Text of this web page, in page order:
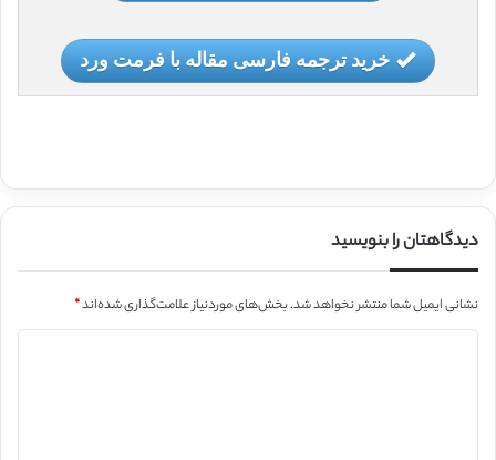
خرید ترجمه فارسی مقاله با فرمت ورد
دیدگاهتان را بنویسید
نشانی ایمیل شما منتشر نخواهد شد.بخش‌های موردنیاز علامت‌گذاری شده‌اند*